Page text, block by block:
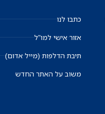
כתבו לנו
אזור אישי למו"ל
תיבת הדלפות (מייל אדום)
משוב על האתר החדש